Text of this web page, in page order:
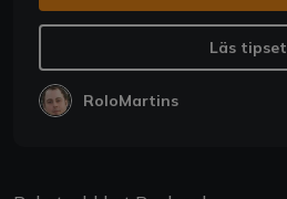
Läs tipset
RoloMartins